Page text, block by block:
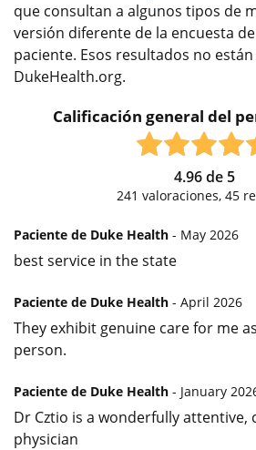
que consultan a algunos tipos de
versión diferente de la encuesta
paciente. Esos resultados no
DukeHealth.org.
Calificación general del
4.96de 5
241 valoraciones, 45
Paciente de Duke Health - May 2026
best service in the state
Paciente de Duke Health - April 2026
They exhibit genuine care for me
person.
Paciente de Duke Health - January
Dr Cztio is a wonderfully attentive,
physician